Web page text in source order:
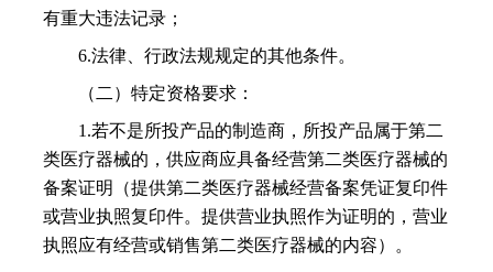
有重大违法记录；
6.法律、行政法规规定的其他条件。
（二）特定资格要求：
1.若不是所投产品的制造商，所投产品属于第二
类医疗器械的，供应商应具备经营第二类医疗器械的
备案证明（提供第二类医疗器械经营备案凭证复印件
或营业执照复印件。提供营业执照作为证明的，营业
执照应有经营或销售第二类医疗器械的内容）。